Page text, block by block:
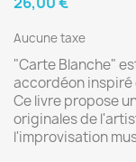
Aucune taxe
"Carte Blanche"
accordéon inspiré
Ce livre propose
originales de
l'improvisation